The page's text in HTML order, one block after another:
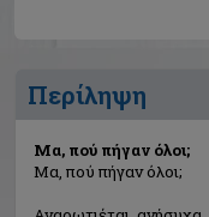
Περίληψη
Μα, πού πήγαν όλοι;
Μα, πού πήγαν όλοι;